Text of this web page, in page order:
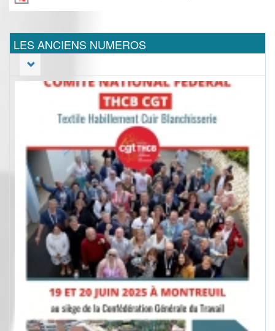
LES ANCIENS NUMEROS